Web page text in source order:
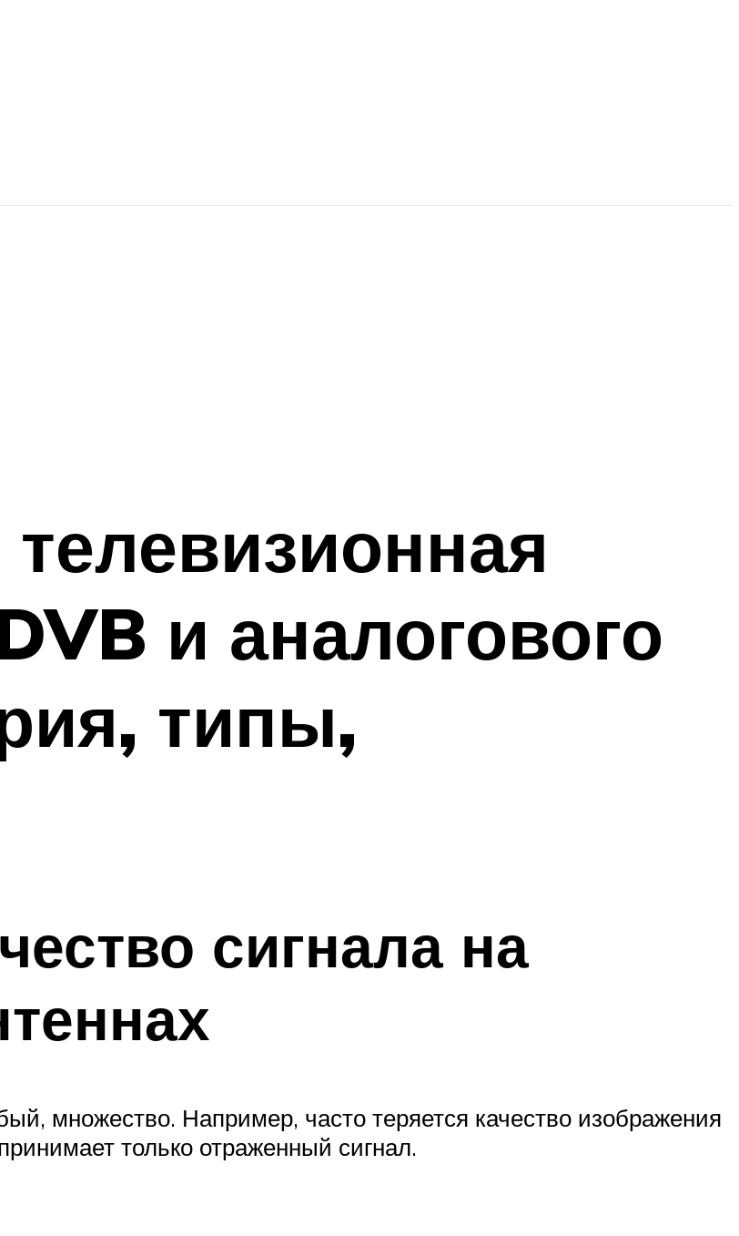
и аналогового
типы,
сигнала на
множество. Например, часто теряется качество изображения
только отраженный сигнал.